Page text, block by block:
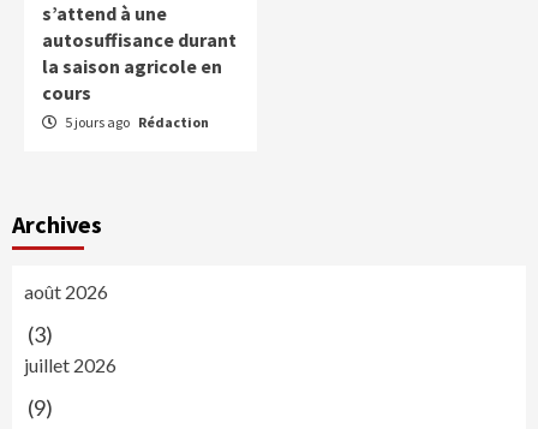
s’attend à une
autosuffisance durant
la saison agricole en
cours
5 jours ago Rédaction
Archives
août 2026
(3)
juillet 2026
(9)